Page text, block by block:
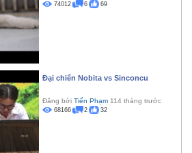
74012 6 69
Đại chiến Nobita vs Sinconcu
Đăng bởi Tiến Phạm 114 tháng trước
68166 2 32